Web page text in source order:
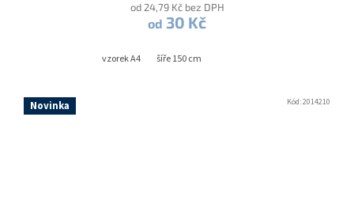
od 24,79 Kč bez DPH
od 30 Kč
vzorek A4 šíře 150 cm
Novinka Kód:2014210